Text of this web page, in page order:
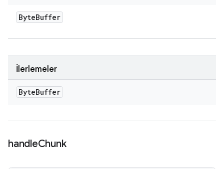
ByteBuffer
İlerlemeler
ByteBuffer
handleChunk